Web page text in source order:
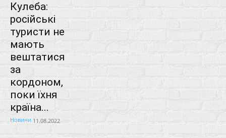
Кулеба:
російські
туристи не
мають
вештатися
за
кордоном,
поки їхня
країна...
Новини 11.08.2022